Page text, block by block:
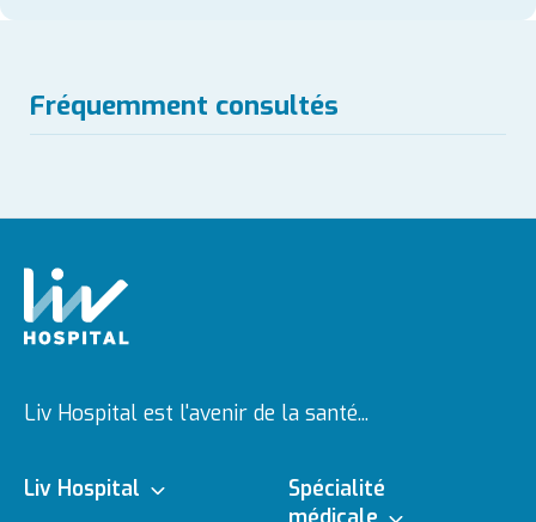
Fréquemment consultés
Liv Hospital est l'avenir de la santé...
Liv Hospital
Spécialité